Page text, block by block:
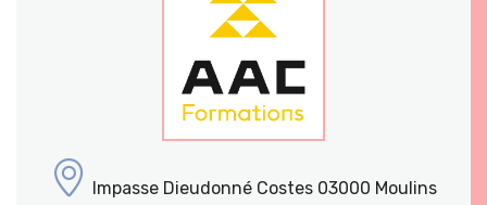
Impasse Dieudonné Costes 03000 Moulins